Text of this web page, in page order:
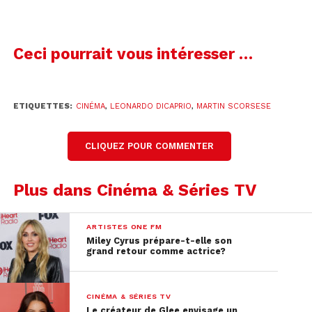
Ceci pourrait vous intéresser …
ETIQUETTES: CINÉMA, LEONARDO DICAPRIO, MARTIN SCORSESE
CLIQUEZ POUR COMMENTER
Plus dans Cinéma & Séries TV
ARTISTES ONE FM
Miley Cyrus prépare-t-elle son
grand retour comme actrice?
CINÉMA & SÉRIES TV